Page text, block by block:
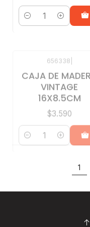
Cantidad
VINTAGE
16X8.5CM
$3.590
Cantidad
1